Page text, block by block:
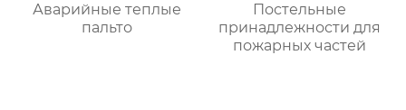
Аварийные теплые
пальто
Постельные
принадлежности для
пожарных частей